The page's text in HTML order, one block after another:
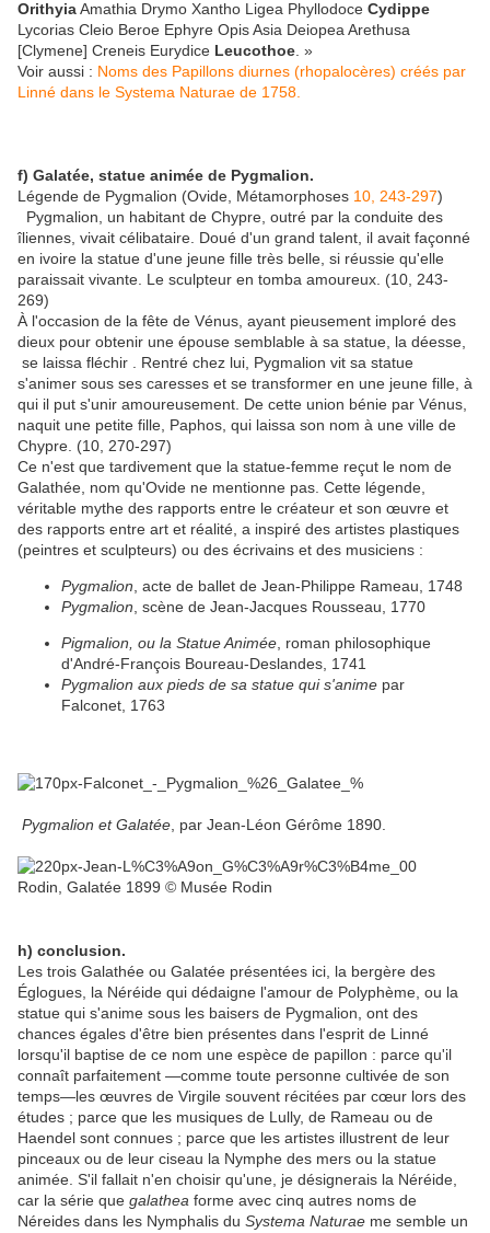
OrithyiaAmathia Drymo Xantho Ligea Phyllodoce Cydippe
Lycorias Cleio Beroe Ephyre Opis Asia Deiopea Arethusa
[Clymene] Creneis Eurydice Leucothoe »
Voir aussi : Noms des Papillons diurnes (rhopalocères) créés par
Linné dans le Systema Naturae de 1758.
f) Galatée, statue animée de Pygmalion.
Légende de Pygmalion (Ovide, Métamorphoses 10, 243-297)
Pygmalion, un habitant de Chypre, outré par la conduite des
îliennes, vivait célibataire. Doué d'un grand talent, il avait façonné
en ivoire la statue d'une jeune fille très belle, si réussie qu'elle
paraissait vivante. Le sculpteur en tomba amoureux. (10, 243-
269)
À l'occasion de la fête de Vénus, ayant pieusement imploré des
dieux pour obtenir une épouse semblable à sa statue, la déesse,
se laissa fléchir . Rentré chez lui, Pygmalion vit sa statue
s'animer sous ses caresses et se transformer en une jeune fille, à
qui il put s'unir amoureusement. De cette union bénie par Vénus,
naquit une petite fille, Paphos, qui laissa son nom à une ville de
Chypre. (10, 270-297)
Ce n'est que tardivement que la statue-femme reçut le nom de
Galathée, nom qu'Ovide ne mentionne pas. Cette légende,
véritable mythe des rapports entre le créateur et son œuvre et
des rapports entre art et réalité, a inspiré des artistes plastiques
(peintres et sculpteurs) ou des écrivains et des musiciens :
Pygmalion , acte de ballet de Jean-Philippe Rameau, 1748
Pygmalion , scène de Jean-Jacques Rousseau, 1770
Pigmalion, ou la Statue Animée , roman philosophique
d'André-François Boureau-Deslandes, 1741
Pygmalion aux pieds de sa statue qui s'anime par
Falconet, 1763
Pygmalion et Galatée , par Jean-Léon Gérôme 1890.
Rodin, Galatée 1899 © Musée Rodin
h) conclusion.
Les trois Galathée ou Galatée présentées ici, la bergère des
Églogues, la Néréide qui dédaigne l'amour de Polyphème, ou la
statue qui s'anime sous les baisers de Pygmalion, ont des
chances égales d'être bien présentes dans l'esprit de Linné
lorsqu'il baptise de ce nom une espèce de papillon : parce qu'il
connaît parfaitement —comme toute personne cultivée de son
temps—les œuvres de Virgile souvent récitées par cœur lors des
études ; parce que les musiques de Lully, de Rameau ou de
Haendel sont connues ; parce que les artistes illustrent de leur
pinceaux ou de leur ciseau la Nymphe des mers ou la statue
animée. S'il fallait n'en choisir qu'une, je désignerais la Néréide,
car la série que galathea forme avec cinq autres noms de
Néreides dans les Nymphalis du Systema Naturae me semble un